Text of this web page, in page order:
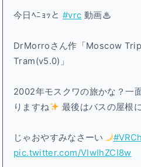
今日ﾍﾆｮｯと #vrc 動画♨
DrMorroさん作「Moscow
Tram(v5.0)」
2002年モスクワの旅かな？一
りますね
最後はバスの屋根
じゃおやすみなさーい
pic.twitter.com/VIwIhZCI8w